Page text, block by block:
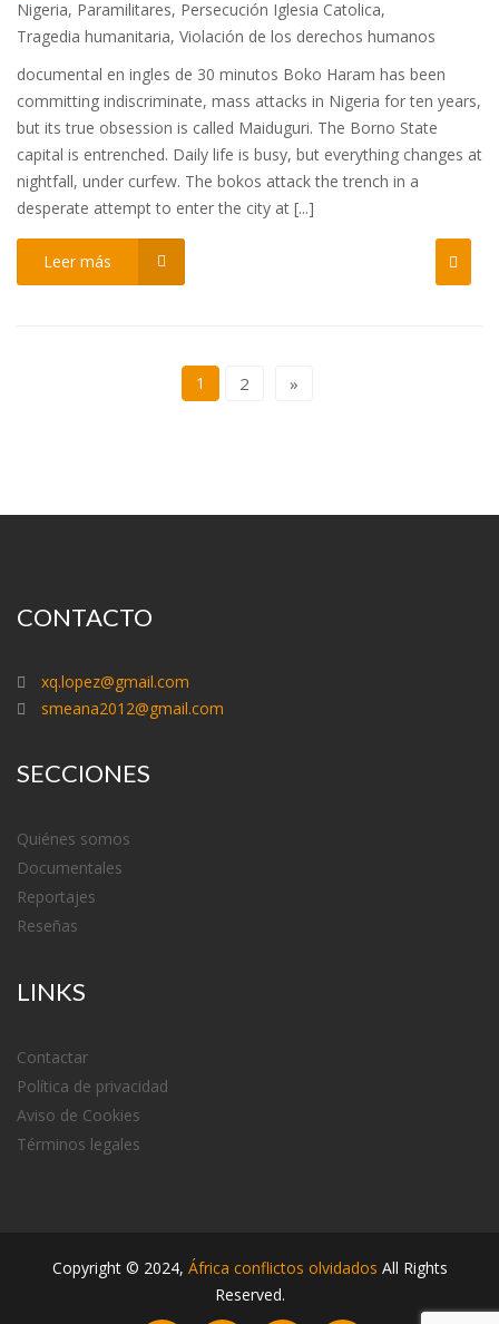
Nigeria, Paramilitares, Persecución Iglesia Catolica,
Tragedia humanitaria, Violación de los derechos humanos
documental en ingles de 30 minutos Boko Haram has been
committing indiscriminate, mass attacks in Nigeria for ten years,
but its true obsession is called Maiduguri. The Borno State
capital is entrenched. Daily life is busy, but everything changes at
nightfall, under curfew. The bokos attack the trench in a
desperate attempt to enter the city at [...]
Leer más
1 2 »
CONTACTO
xq.lopez@gmail.com
smeana2012@gmail.com
SECCIONES
Quiénes somos
Documentales
Reportajes
Reseñas
LINKS
Contactar
Política de privacidad
Aviso de Cookies
Términos legales
Copyright © 2024, África conflictos olvidados All Rights
Reserved.